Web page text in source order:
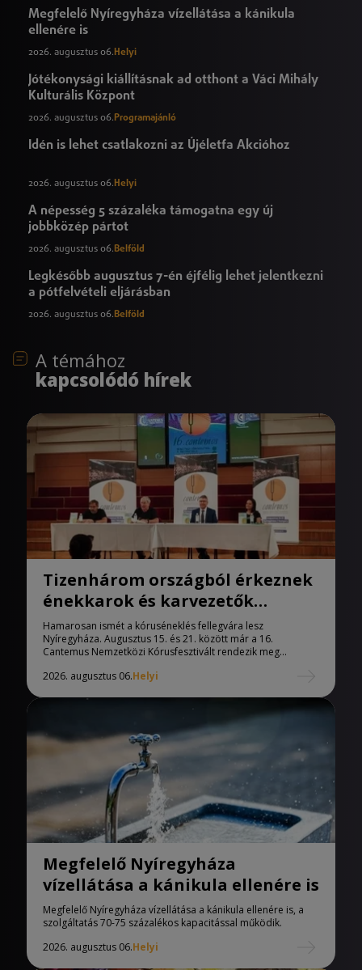
Megfelelő Nyíregyháza vízellátása a kánikula
ellenére is
2026. augusztus 06. Helyi
Jótékonysági kiállításnak ad otthont a Váci Mihály
Kulturális Központ
2026. augusztus 06. Programajánló
Idén is lehet csatlakozni az Újéletfa Akcióhoz
2026. augusztus 06. Helyi
A népesség 5 százaléka támogatna egy új
jobbközép pártot
2026. augusztus 06.Belföld
Legkésőbb augusztus 7-én éjfélig lehet jelentkezni
a pótfelvételi eljárásban
2026. augusztus 06.Belföld
A témához
kapcsolódó hírek
Tizenhárom országból érkeznek
énekkarok és karvezetők
Nyíregyházára
Hamarosan ismét a kóruséneklés fellegvára lesz
Nyíregyháza. Augusztus 15. és 21. között már a 16.
Cantemus Nemzetközi Kórusfesztivált rendezik meg...
2026. augusztus 06.Helyi
Megfelelő Nyíregyháza
vízellátása a kánikula ellenére is
Megfelelő Nyíregyháza vízellátása a kánikula ellenére is, a
szolgáltatás 70-75 százalékos kapacitással működik.
2026. augusztus 06.Helyi